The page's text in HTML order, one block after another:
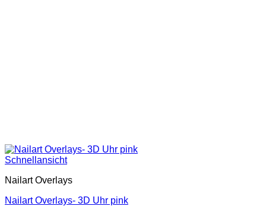
Schnellansicht
Nailart Overlays
Nailart Overlays- 3D Uhr pink